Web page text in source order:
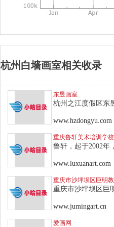
杭州白墙画室相关收录
东昱画室
杭州之江度假区东
www.hzdongyu.com
重庆鲁轩美术培训学校
鲁轩，起于2002年
www.luxuanart.com
重庆市沙坪坝区巨明
重庆市沙坪坝区巨
www.jumingart.cn
爱画网